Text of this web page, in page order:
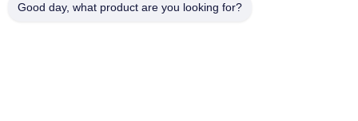
Good day, what product are you looking for?